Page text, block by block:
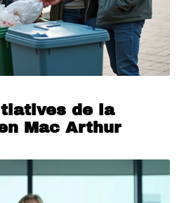
de la
Mac Arthur